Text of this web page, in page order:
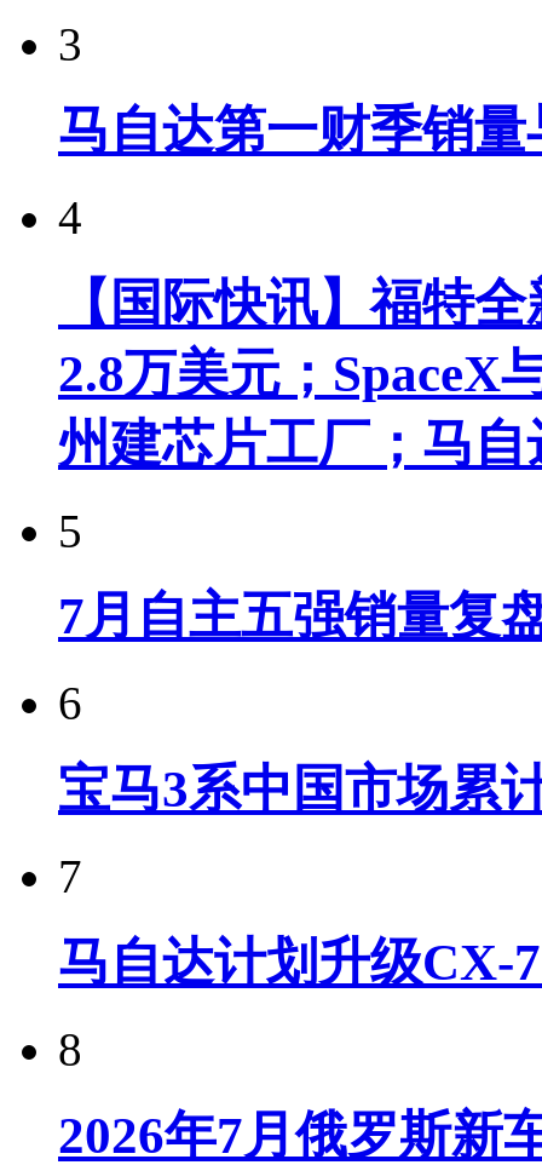
3
马自达第一财季销
4
【国际快讯】福特
2.8万美元；SpaceX
州建芯片工厂；马
5
7月自主五强销量复
6
宝马3系中国市场累
7
马自达计划升级CX-
8
2026年7月俄罗斯新